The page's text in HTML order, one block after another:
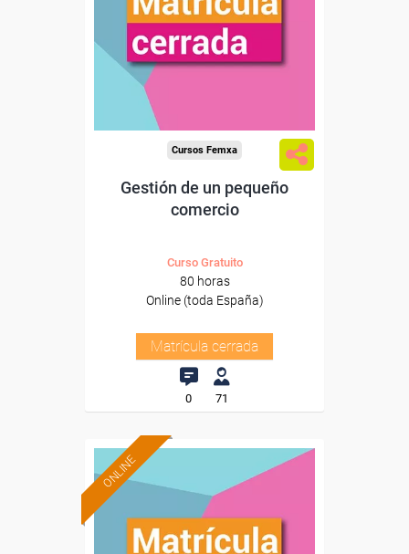
Cursos Femxa
Gestión de un pequeño
comercio
Curso Gratuito
80 horas
Online (toda España)
Matrícula cerrada
0 71
ONLINE